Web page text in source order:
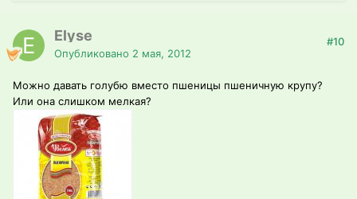
Elyse
Опубликовано 2 мая, 2012
#10
Можно давать голубю вместо пшеницы пшеничную крупу?
Или она слишком мелкая?